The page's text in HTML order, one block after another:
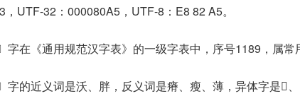
，UTF-32：000080A5，UTF-8：E8 82 A5。
字在《通用规范汉字表》的一级字表中，序号1189，属常
字的近义词是沃、胖，反义词是瘠、瘦、薄，异体字是𦘺、